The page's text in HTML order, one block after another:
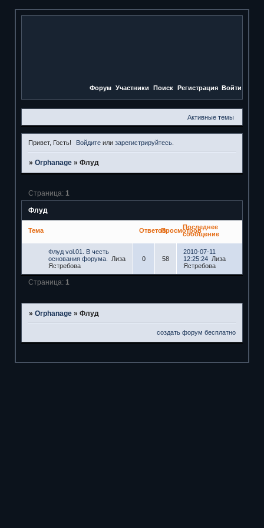
Форум Участники Поиск Регистрация Войти
Активные темы
Привет, Гость! Войдите илизарегистрируйтесь
» Orphanage » Флуд
Флуд
Страница: 1
Тема ОтветовПросмотровПоследнее
сообщение
Флуд vol.01. В честь
основания форума.
Лиза
Ястребова
0 58
2010-07-11
12:25:24 Лиза
Ястребова
Страница: 1
» Orphanage » Флуд
создать форум бесплатно